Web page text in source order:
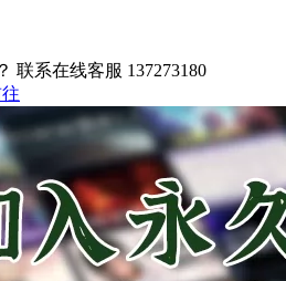
联系在线客服 137273180